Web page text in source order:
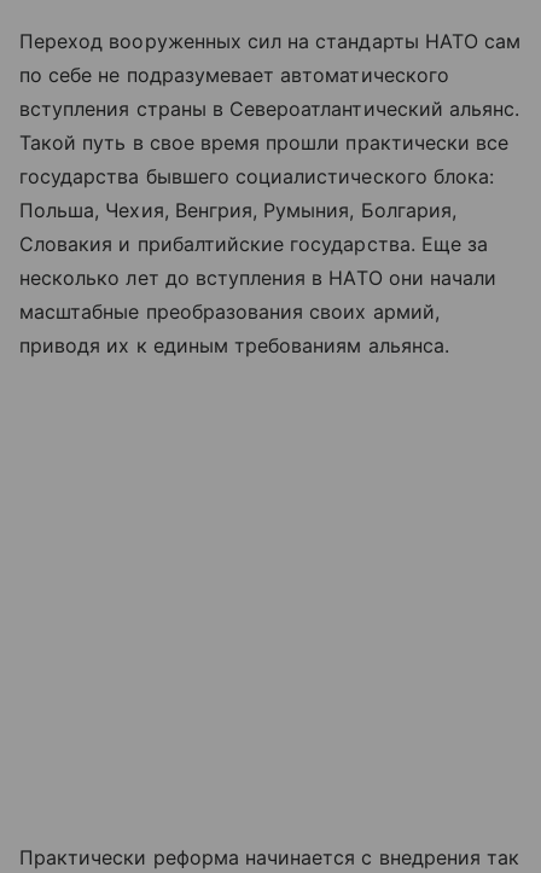
Переход вооруженных сил на стандарты НАТО сам
по себе не подразумевает автоматического
вступления страны в Североатлантический альянс.
Такой путь в свое время прошли практически все
государства бывшего социалистического блока:
Польша, Чехия, Венгрия, Румыния, Болгария,
Словакия и прибалтийские государства. Еще за
несколько лет до вступления в НАТО они начали
масштабные преобразования своих армий,
приводя их к единым требованиям альянса.
Практически реформа начинается с внедрения так